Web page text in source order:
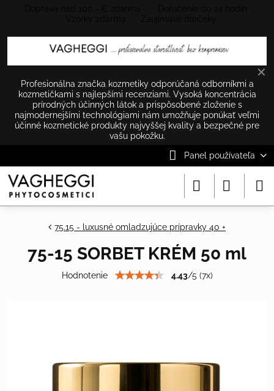
✕
Profesionálna značka kozmetiky odporúčaná odborníkmi a
kozmetičkami s najlepšími recenziami. Vysoká koncentrácia
prírodných účinných látok a prispôsobené zloženie s
najmodernejšími technológiami nám umožňuje ponúkať veľmi
účinné kozmetické produkty najvyššej kvality a bezpečné pre
vašu pokožku.
Panel používateľa
75.15 - luxusné omladzujúce prípravky 40 +
75-15 SORBET KRÉM 50 ml
Hodnotenie 4.43/5 (7x)